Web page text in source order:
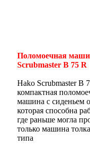
Поломоечная
Scrubmaster B 75 R
Hako Scrubmaster B
компактная
машина с сиденьем
которая способна
где раньше могла
только машина
типа